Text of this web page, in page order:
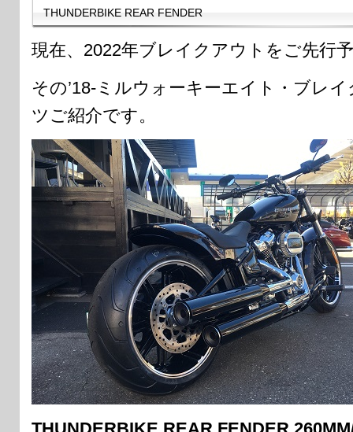
THUNDERBIKE REAR FENDER
現在、2022年ブレイクアウトをご先行
その’18-ミルウォーキーエイト・ブレ
ツご紹介です。